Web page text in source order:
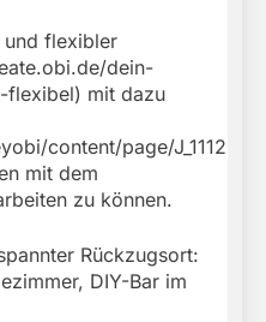
und flexibler
dein-
flexibel) mit dazu
content/page/J_11120).
mit dem
zu können.
Rückzugsort:
DIY-Bar im